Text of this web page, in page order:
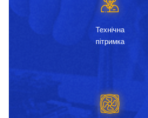
Технічна
пітримка